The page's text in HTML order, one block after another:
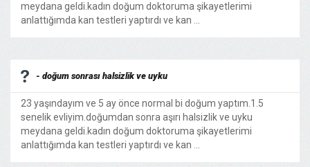
meydana geldi.kadın doğum doktoruma şikayetlerimi
anlattığımda kan testleri yaptırdı ve kan ...
- doğum sonrası halsizlik ve uyku
23 yaşındayım ve 5 ay önce normal bi doğum yaptım.1.5
senelik evliyim.doğumdan sonra aşırı halsizlik ve uyku
meydana geldi.kadın doğum doktoruma şikayetlerimi
anlattığımda kan testleri yaptırdı ve kan ...